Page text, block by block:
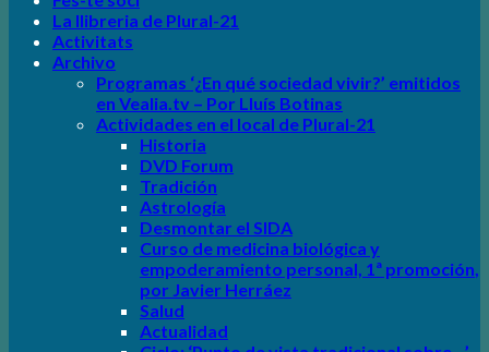
La llibreria de Plural-21
Activitats
Archivo
Programas ‘¿En qué sociedad vivir?’ emitidos
en Vealia.tv – Por Lluís Botinas
Actividades en el local de Plural-21
Historia
DVD Forum
Tradición
Astrología
Desmontar el SIDA
Curso de medicina biológica y
empoderamiento personal, 1ª promoción,
por Javier Herráez
Salud
Actualidad